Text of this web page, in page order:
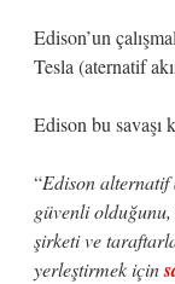
Edison’un
Tesla (aternatif
Edison bu savaşı
“Edison alternatif
güvenli
şirketi ve
yerleştirmek için